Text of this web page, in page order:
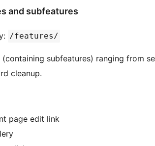
and subfeatures
/features/
(containing subfeatures) ranging from
cleanup.
page edit link